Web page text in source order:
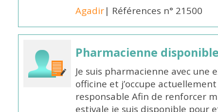
Agadir| Références n° 21500
Pharmacienne
Je suis pharmacienne avec
officine et j’occupe
responsable Afin de renforcer
estivale je suis disponible pour